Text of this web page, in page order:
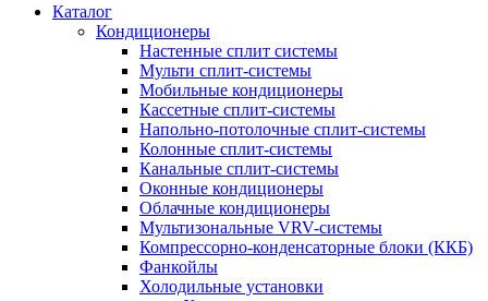
Каталог
Кондиционеры
Настенные сплит системы
Мульти сплит-системы
Мобильные кондиционеры
Кассетные сплит-системы
Напольно-потолочные сплит-системы
Колонные сплит-системы
Канальные сплит-системы
Оконные кондиционеры
Облачные кондиционеры
Мультизональные VRV-системы
Компрессорно-конденсаторные блоки (ККБ)
Фанкойлы
Холодильные установки